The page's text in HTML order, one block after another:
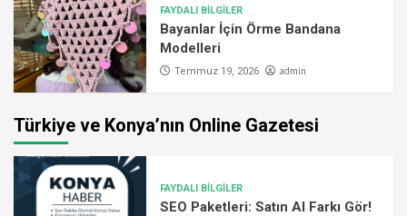
FAYDALI BİLGİLER
Bayanlar İçin Örme Bandana
Modelleri
Temmuz 19, 2026 admin
Türkiye ve Konya’nın Online Gazetesi
FAYDALI BİLGİLER
SEO Paketleri: Satın Al Farkı Gör!